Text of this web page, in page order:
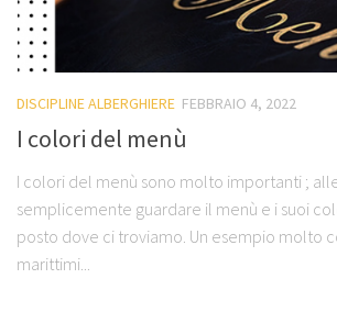
DISCIPLINE ALBERGHIERE FEBBRAIO 4, 2022
I colori del menù
I colori del menù sono molto importanti ;
semplicemente guardare il menù e i suoi
posto dove ci troviamo. Un esempio molto
marittimi...